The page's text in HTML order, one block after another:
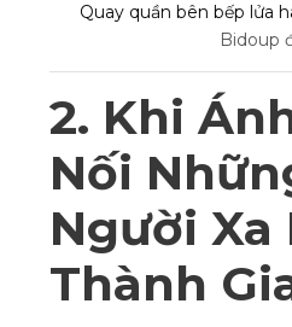
Quay quần bên bếp lửa
Bidoup
2. Khi
Nối
Người Xa
Thành